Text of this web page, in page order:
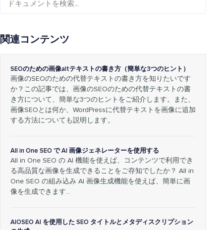
関連コンテンツ
SEOのための画像altテキストの書き方（簡単な3つのヒント）
画像のSEOのための代替テキストの書き方を知りたいです
か？この記事では、画像のSEOのための代替テキストの書
き方について、簡単な3つのヒントをご紹介します。また、
画像SEOとは何か、WordPressに代替テキストを画像に追加
する方法についても説明します。
All in One SEO で AI 画像ジェネレーターを使用する
All in One SEO の AI 機能を使えば、コンテンツで利用でき
る高品質な画像を生成できることをご存知でしたか？ All in
One SEO の組み込み AI 画像生成機能を使えば、簡単に画
像を生成できます…
AIOSEO AI を使用した SEO タイトルとメタディスクリプション